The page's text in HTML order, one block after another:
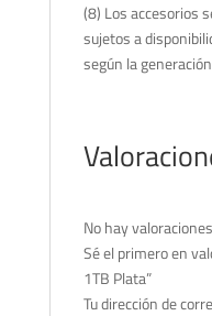
(8) Los accesorios
sujetos a
según la
No hay
Sé el primero en
1TB Plata”
Tu dirección de